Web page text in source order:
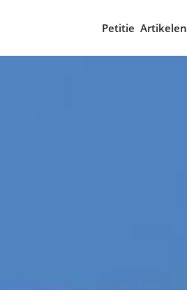
Petitie Artikelen